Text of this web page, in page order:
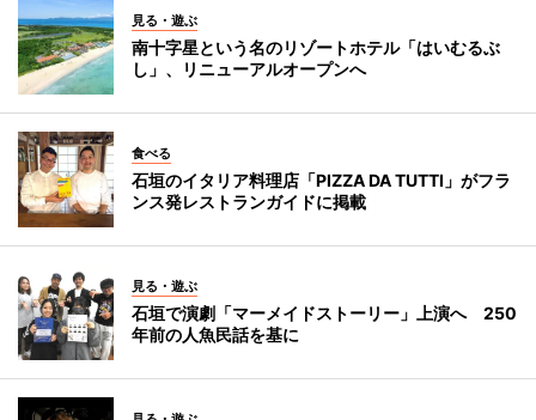
見る・遊ぶ
南十字星という名のリゾートホテル「はいむるぶ
し」、リニューアルオープンへ
食べる
石垣のイタリア料理店「PIZZA DA TUTTI」がフラ
ンス発レストランガイドに掲載
見る・遊ぶ
石垣で演劇「マーメイドストーリー」上演へ 250
年前の人魚民話を基に